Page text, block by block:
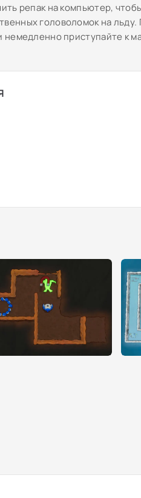
репак на компьютер,
головоломок на льду.
немедленно приступайте к